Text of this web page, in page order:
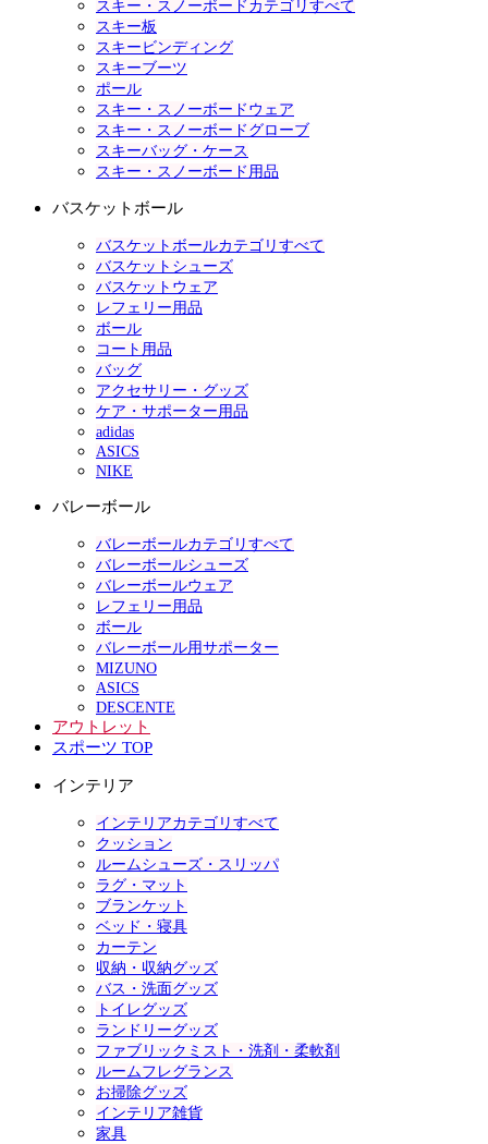
スキー・スノーボードカテゴリすべて
スキー板
スキービンディング
スキーブーツ
ポール
スキー・スノーボードウェア
スキー・スノーボードグローブ
スキーバッグ・ケース
スキー・スノーボード用品
バスケットボール
バスケットボールカテゴリすべて
バスケットシューズ
バスケットウェア
レフェリー用品
ボール
コート用品
バッグ
アクセサリー・グッズ
ケア・サポーター用品
adidas
ASICS
NIKE
バレーボール
バレーボールカテゴリすべて
バレーボールシューズ
バレーボールウェア
レフェリー用品
ボール
バレーボール用サポーター
MIZUNO
ASICS
DESCENTE
アウトレット
スポーツ TOP
インテリア
インテリアカテゴリすべて
クッション
ルームシューズ・スリッパ
ラグ・マット
ブランケット
ベッド・寝具
カーテン
収納・収納グッズ
バス・洗面グッズ
トイレグッズ
ランドリーグッズ
ファブリックミスト・洗剤・柔軟剤
ルームフレグランス
お掃除グッズ
インテリア雑貨
家具